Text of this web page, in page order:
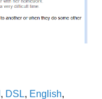
, DSL, English,